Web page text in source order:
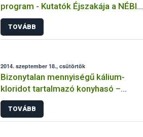
program - Kutatók Éjszakája a NÉBIH-
nél is
TOVÁBB
2014. szeptember 18., csütörtök
Bizonytalan mennyiségű kálium-
kloridot tartalmazó konyhasó –
élelmiszerbiztonsági vonatkozások
TOVÁBB